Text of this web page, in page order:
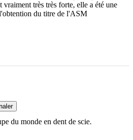
vraiment très très forte, elle a été une
du titre de l'ASM
du monde en dent de scie.